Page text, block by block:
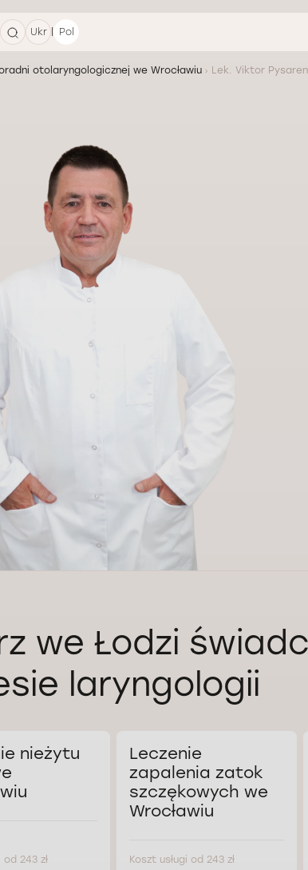
Ukr | Pol
otolaryngologicznej we Wrocławiu Lek. Viktor
we Łodzi
laryngologii
nieżytu
od 243 zł
Leczenie
zapalenia zatok
szczękowych we
Wrocławiu
Koszt usługi od 243 zł